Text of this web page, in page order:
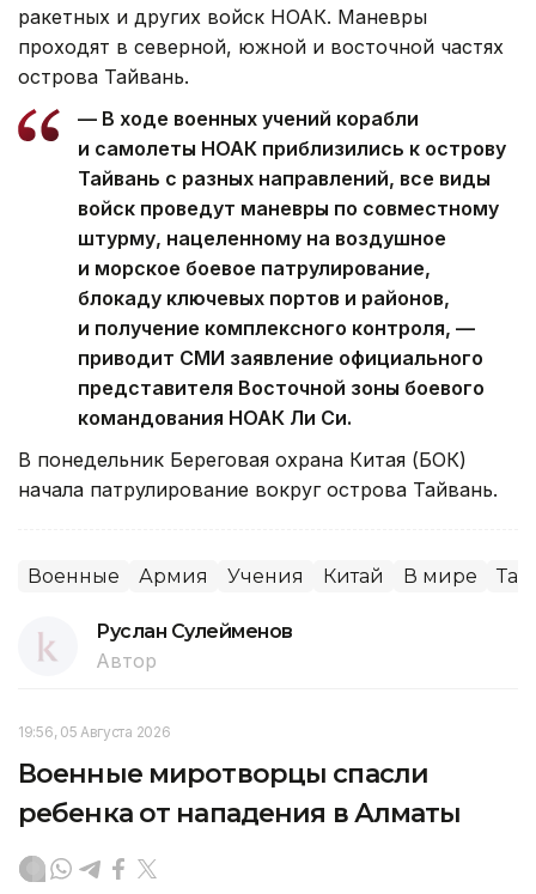
ракетных и других войск НОАК. Маневры
проходят в северной, южной и восточной частях
острова Тайвань.
— В ходе военных учений корабли
и самолеты НОАК приблизились к острову
Тайвань с разных направлений, все виды
войск проведут маневры по совместному
штурму, нацеленному на воздушное
и морское боевое патрулирование,
блокаду ключевых портов и районов,
и получение комплексного контроля, —
приводит СМИ заявление официального
представителя Восточной зоны боевого
командования НОАК Ли Си.
В понедельник Береговая охрана Китая (БОК)
начала патрулирование вокруг острова Тайвань.
Военные Армия Учения Китай В мире
Руслан Сулейменов
Автор
19:56, 05 Августа 2026
Военные миротворцы спасли
ребенка от нападения в Алматы